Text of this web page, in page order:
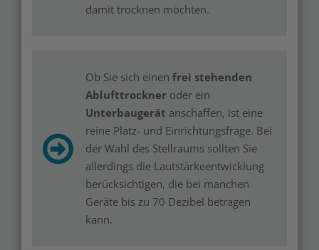
damit trocknen möchten.
Ob Sie sich einen frei stehenden
Ablufttrockner oder ein
Unterbaugerät anschaffen, ist eine
reine Platz- und Einrichtungsfrage. Bei
der Wahl des Stellraums sollten Sie
allerdings die Lautstärkeentwicklung
berücksichtigen, die bei manchen
Geräte bis zu 70 Dezibel betragen
kann.